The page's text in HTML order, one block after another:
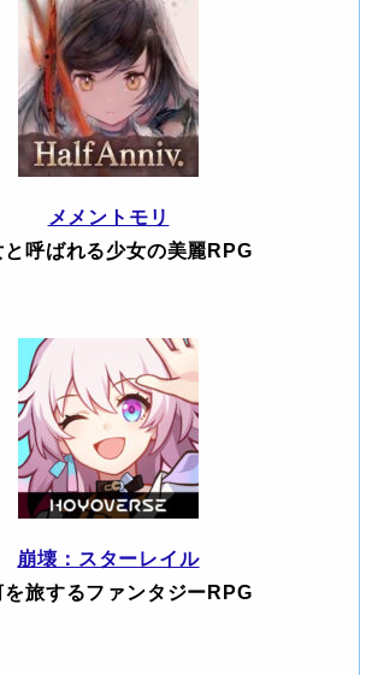
メメントモリ
と呼ばれる少女の美麗RPG
崩壊：スターレイル
を旅するファンタジーRPG